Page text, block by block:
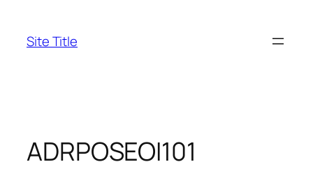
content
Site Title
ADRPOSEOI101